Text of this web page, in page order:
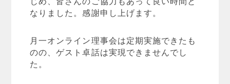
なりました。感謝申し上げます。
月一オンライン理事会は定期実施できたも
のの、ゲスト卓話は実現できませんでし
た。